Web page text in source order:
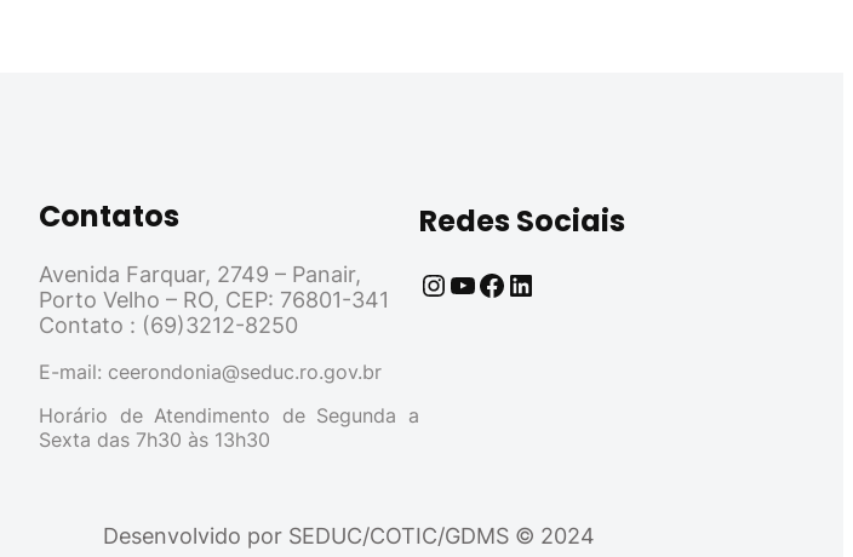
Contatos
Avenida Farquar, 2749 – Panair,
Porto Velho – RO, CEP: 76801-341
Contato : (69)3212-8250
E-mail: ceerondonia@seduc.ro.gov.br
Horário de Atendimento de Segunda a
Sexta das 7h30 às 13h30
Redes Sociais
ㅤㅤㅤㅤㅤDesenvolvido por SEDUC/COTIC/GDMS © 2024